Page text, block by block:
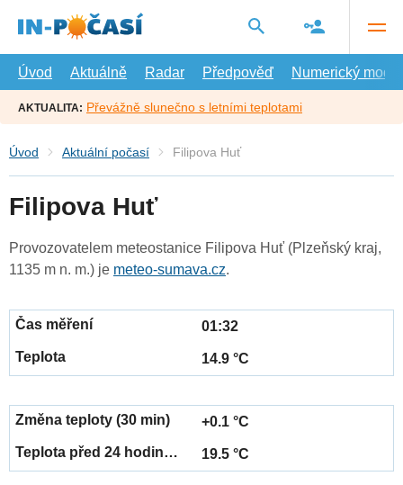
hlavní
Úvod
Aktuálně Radar Předpověď Numerický model
AKTUALITA: Převážně slunečno s letními teplotami
Úvod Aktuální počasí Filipova Huť
Filipova Huť
Provozovatelem meteostanice Filipova Huť (Plzeňský kraj,
1135 m n. m.) je meteo-sumava.cz.
01:32
14.9 °C
+0.1 °C
19.5 °C